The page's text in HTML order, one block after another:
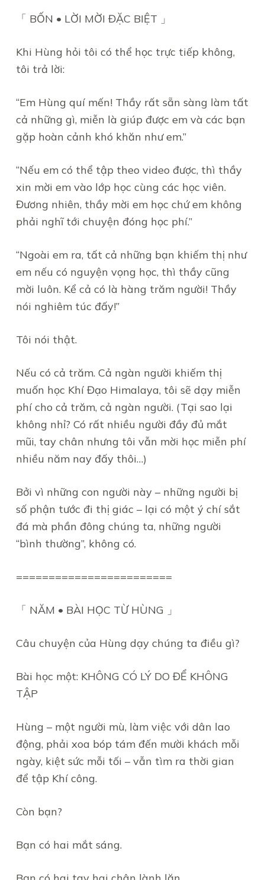
「 BỐN • LỜI MỜI ĐẶC BIỆT 」
Khi Hùng hỏi tôi có thể học trực tiếp không,
tôi trả lời:
“Em Hùng quí mến! Thầy rất sẵn sàng làm tất
cả những gì, miễn là giúp được em và các bạn
gặp hoàn cảnh khó khăn như em.”
“Nếu em có thể tập theo video được, thì thầy
xin mời em vào lớp học cùng các học viên.
Đương nhiên, thầy mời em học chứ em không
phải nghĩ tới chuyện đóng học phí.”
“Ngoài em ra, tất cả những bạn khiếm thị như
em nếu có nguyện vọng học, thì thầy cũng
mời luôn. Kể cả có là hàng trăm người! Thầy
nói nghiêm túc đấy!”
Tôi nói thật.
Nếu có cả trăm. Cả ngàn người khiếm thị
muốn học Khí Đạo Himalaya, tôi sẽ dạy miễn
phí cho cả trăm, cả ngàn người. (Tại sao lại
không nhỉ? Có rất nhiều người đầy đủ mắt
mũi, tay chân nhưng tôi vẫn mời học miễn phí
nhiều năm nay đấy thôi…)
Bởi vì những con người này – những người bị
số phận tước đi thị giác – lại có một ý chí sắt
đá mà phần đông chúng ta, những người
“bình thường”, không có.
========================
「 NĂM • BÀI HỌC TỪ HÙNG 」
Câu chuyện của Hùng dạy chúng ta điều gì?
Bài học một: KHÔNG CÓ LÝ DO ĐỂ KHÔNG
TẬP
Hùng – một người mù, làm việc với dân lao
động, phải xoa bóp tám đến mười khách mỗi
ngày, kiệt sức mỗi tối – vẫn tìm ra thời gian
để tập Khí công.
Còn bạn?
Bạn có hai mắt sáng.